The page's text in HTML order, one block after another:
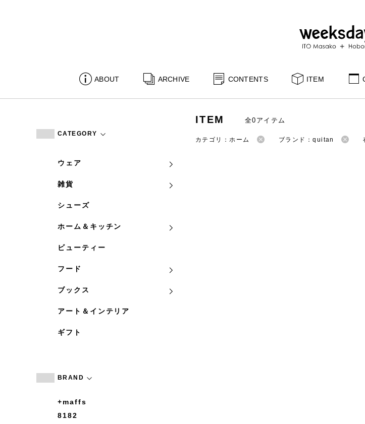
ABOUT ARCHIVE CONTENTS ITEM
CATEGORY
ウェア
雑貨
シューズ
ホーム＆キッチン
ビューティー
フード
ブックス
アート＆インテリア
ギフト
BRAND
+maffs
8182
ITEM 全0アイテム
カテゴリ：ホーム ブランド：quitan